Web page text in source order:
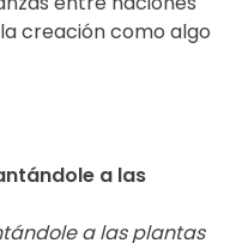
creación como algo
a las
a las plantas